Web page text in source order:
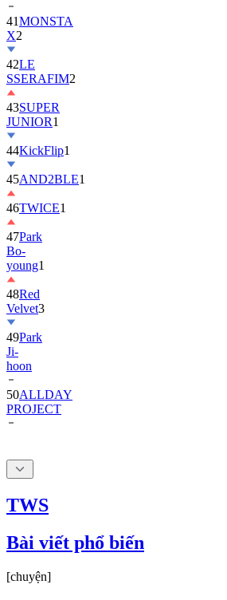
41MONSTA
X2
42LE
SSERAFIM2
43SUPER
JUNIOR1
44KickFlip1
45AND2BLE1
46TWICE1
47Park
Bo-
young1
48Red
Velvet3
49Park
Ji-
hoon
50ALLDAY
PROJECT
TWS
Bài viết phổ biến
[chuyện]